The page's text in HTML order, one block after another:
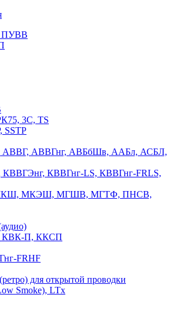
3С, TS
SSTP
АВВГнг, АВБбШв, ААБл, АСБЛ,
КВВГнг-LS, КВВГнг-FRLS,
МКЭШ, МГШВ, МГТФ, ПНСВ,
П, ККСП
FRHF
для открытой проводки
Smoke), LTx